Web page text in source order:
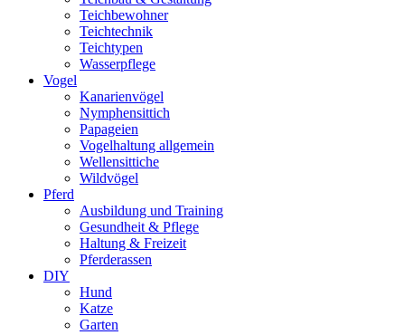
Teichbewohner
Teichtechnik
Teichtypen
Wasserpflege
Vogel
Kanarienvögel
Nymphensittich
Papageien
Vogelhaltung allgemein
Wellensittiche
Wildvögel
Pferd
Ausbildung und Training
Gesundheit & Pflege
Haltung & Freizeit
Pferderassen
DIY
Hund
Katze
Garten